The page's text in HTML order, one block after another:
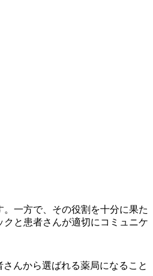
一方で、その役割を十分に果た
と患者さんが適切にコミュニケ
んから選ばれる薬局になること